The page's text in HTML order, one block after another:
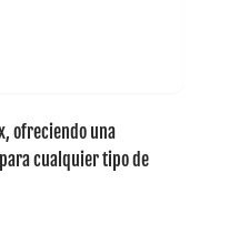
ofreciendo una
cualquier tipo de